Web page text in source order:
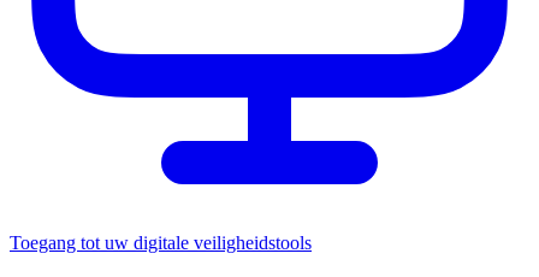
Toegang tot uw digitale veiligheidstools